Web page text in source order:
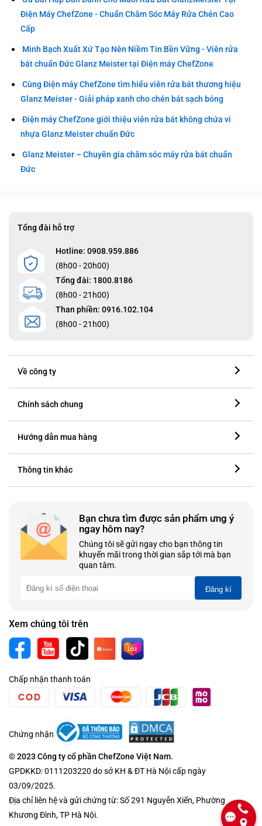
Điện Máy ChefZone - Chuẩn Chăm Sóc Máy Rửa Chén Cao
Cấp
Minh Bạch Xuất Xứ Tạo Nên Niềm Tin Bền Vững - Viên rửa
bát chuẩn Đức Glanz Meister tại Điện máy ChefZone
Cùng Điện máy ChefZone tìm hiểu viên rửa bát thương hiệu
Glanz Meister - Giải pháp xanh cho chén bát sạch bóng
Điện máy ChefZone giới thiệu viên rửa bát không chứa vi
nhựa Glanz Meister chuẩn Đức
Glanz Meister – Chuyên gia chăm sóc máy rửa bát chuẩn
Đức
Tổng đài hỗ trợ
Hotline: 0908.959.886
(8h00 - 20h00)
Tổng đài: 1800.8186
(8h00 - 21h00)
Than phiền: 0916.102.104
(8h00 - 21h00)
Về công ty
Chính sách chung
Hướng dẫn mua hàng
Thông tin khác
Bạn chưa tìm được sản phẩm ưng ý
ngay hôm nay?
Chúng tôi sẽ gửi ngay cho bạn thông tin
khuyến mãi trong thời gian sắp tới mà bạn
quan tâm.
Đăng kí
Xem chúng tôi trên
Chấp nhận thanh toán
Chứng nhận
© 2023 Công ty cổ phần ChefZone Việt Nam.
GPDKKD: 0111203220 do sở KH & ĐT Hà Nội cấp ngày
03/09/2025.
Địa chỉ liên hệ và gửi chứng từ: Số 291 Nguyễn Xiển, Phường
Khương Đình, TP Hà Nội.